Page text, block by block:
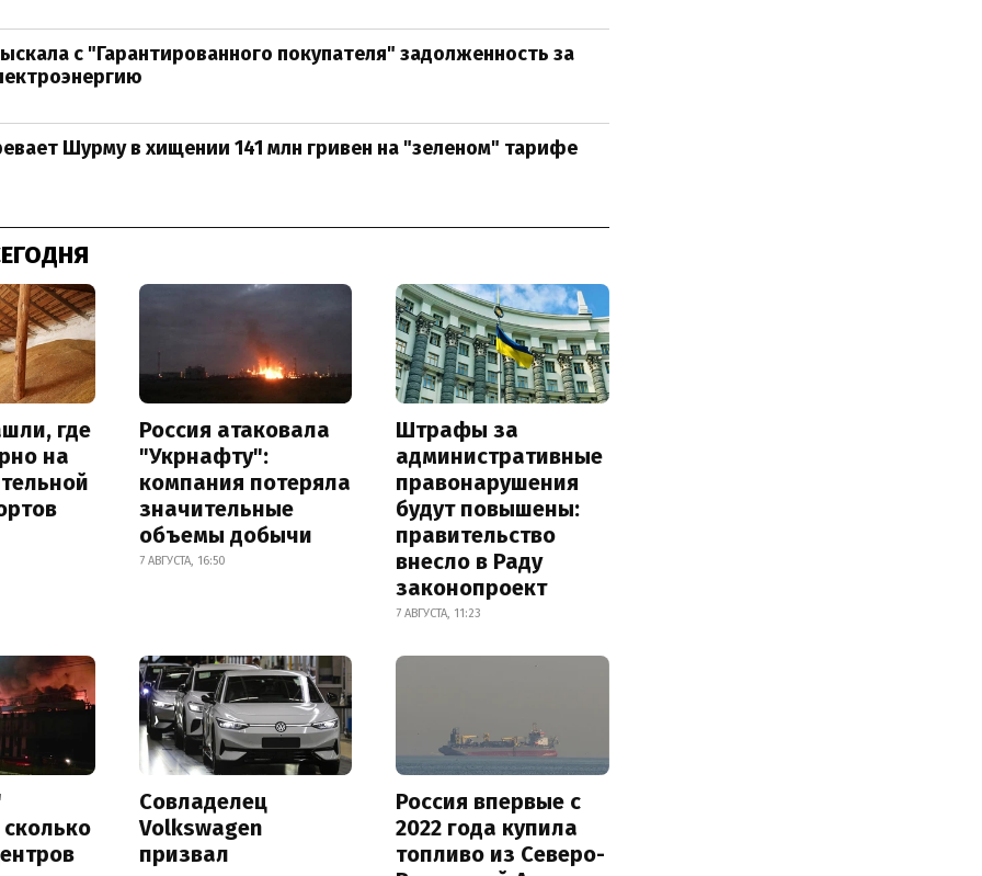
с "Гарантированного покупателя" задолженность за
Шурму в хищении 141 млн гривен на "зеленом" тарифе
где
на
Россия атаковала
"Укрнафту":
компания потеряла
значительные
объемы добычи
7 АВГУСТА, 16:50
Штрафы за
административные
правонарушения
будут повышены:
правительство
внесло в Раду
законопроект
7 АВГУСТА, 11:23
Совладелец
Volkswagen
призвал
Россия впервые с
2022 года купила
топливо из Северо-